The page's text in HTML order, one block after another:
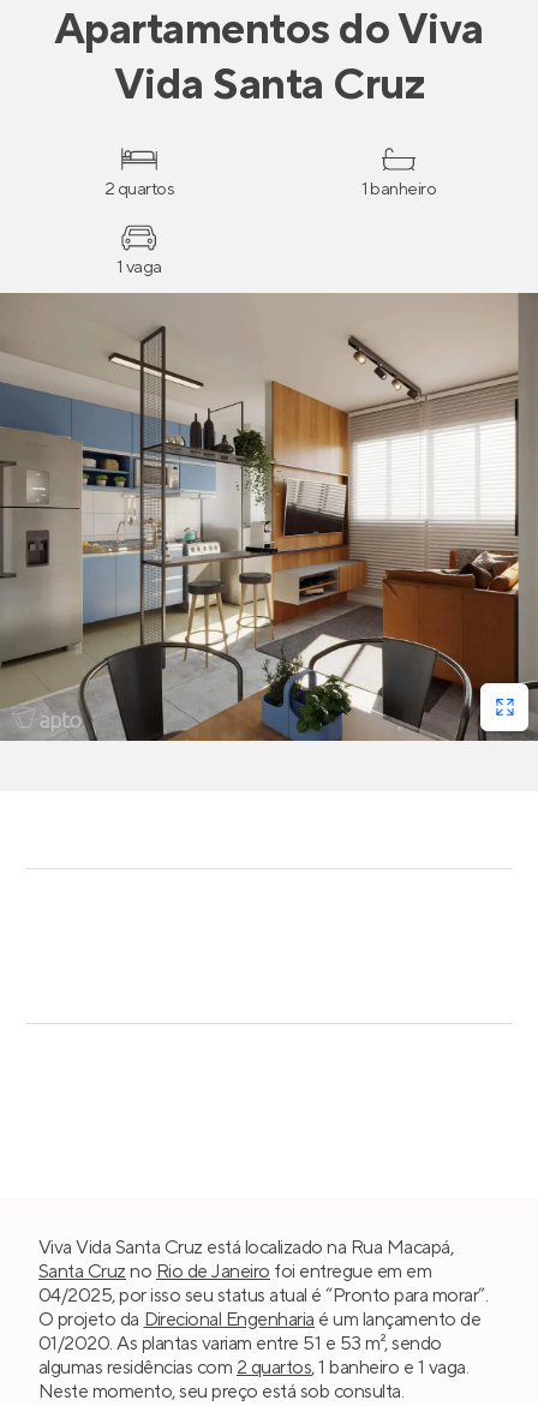
ApartamentosdoViva
Vida Santa Cruz
2 quartos 1 banheiro
1 vaga
Viva Vida Santa Cruz está localizado na Rua Macapá,
Santa Cruz no Rio de Janeiro foi entregue em em
04/2025, por isso seu status atual é “Pronto para morar”.
O projeto da Direcional Engenharia é um lançamento de
01/2020. As plantas variam entre 51 e 53 m², sendo
algumas residências com 2 quartos, 1 banheiro e 1 vaga.
Neste momento, seu preço está sob consulta.